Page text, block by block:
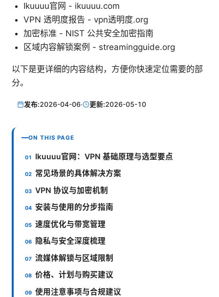
Ikuuuu官网 - ikuuuu.com
VPN 透明度报告 - vpn透明度.org
加密标准 - NIST 公共安全加密指南
区域内容解锁案例 - streamingguide.org
以下是更详细的内容结构，方便你快速定位需要的部
分。
发布:2026-04-06· 更新:2026-05-10
ON THIS PAGE
Ikuuuu官网：VPN 基础原理与选型要点
常见场景的具体解决方案
VPN 协议与加密机制
安装与使用的分步指南
速度优化与带宽管理
隐私与安全深度梳理
流媒体解锁与区域限制
价格、计划与购买建议
使用注意事项与合规建议